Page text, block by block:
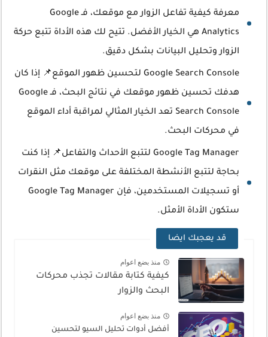
معرفة كيفية تفاعل الزوار مع موقعك، فـ Google
Analytics هي الخيار الأفضل. تتيح لك هذه الأداة تتبع حركة
الزوار وتحليل البيانات بشكل دقيق.
Google Search Console لتحسين ظهور الموقع📌 إذا كان
هدفك تحسين ظهور موقعك في نتائج البحث، فـ Google
Search Console تعد الخيار المثالي لمراقبة أداء الموقع
في محركات البحث.
Google Tag Manager لتتبع الأحداث والتفاعل📌 إذا كنت
بحاجة لتتبع الأنشطة المختلفة على موقعك مثل النقرات
أو تسجيلات المستخدمين، فإن Google Tag Manager
ستكون الأداة الأمثل.
قد يعجبك ايضا
منذ بضع اعوام
كيفية كتابة مقالات تجذب محركات
البحث والزوار
منذ بضع اعوام
أفضل أدوات تحليل السيو لتحسين